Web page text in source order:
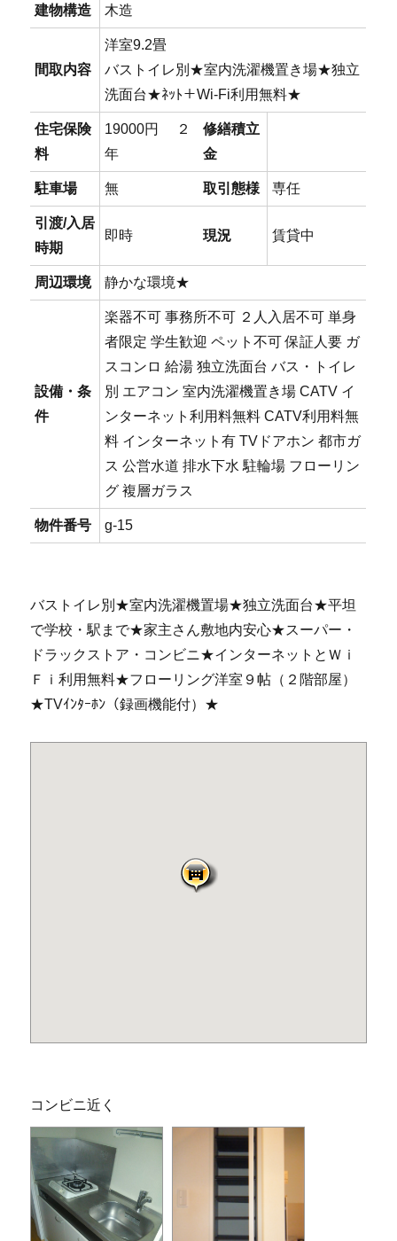
建物構造 木造
間取内容
洋室9.2畳
バストイレ別★室内洗濯機置き場★独立
洗面台★ﾈｯﾄ＋Wi-Fi利用無料★
住宅保険
料
19000円 ２
年
修繕積立
金
駐車場 無 取引態様 専任
引渡/入居
時期
即時 現況 賃貸中
周辺環境 静かな環境★
設備・条
件
楽器不可 事務所不可 ２人入居不可 単身
者限定 学生歓迎 ペット不可 保証人要 ガ
スコンロ 給湯 独立洗面台 バス・トイレ
別 エアコン 室内洗濯機置き場 CATV イ
ンターネット利用料無料 CATV利用料無
料 インターネット有 TVドアホン 都市ガ
ス 公営水道 排水下水 駐輪場 フローリン
グ 複層ガラス
物件番号 g-15
バストイレ別★室内洗濯機置場★独立洗面台★平坦
で学校・駅まで★家主さん敷地内安心★スーパー・
ドラックストア・コンビニ★インターネットとＷｉ
Ｆｉ利用無料★フローリング洋室９帖（２階部屋）
★TVｲﾝﾀｰﾎﾝ（録画機能付）★
コンビニ近く